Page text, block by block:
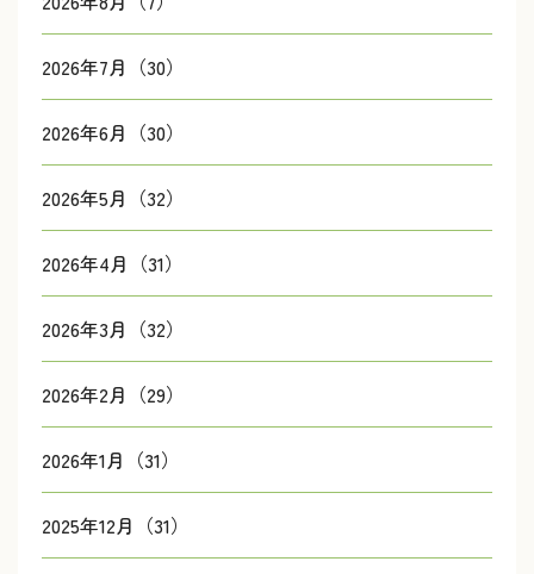
2026年7月（30）
2026年6月（30）
2026年5月（32）
2026年4月（31）
2026年3月（32）
2026年2月（29）
2026年1月（31）
2025年12月（31）